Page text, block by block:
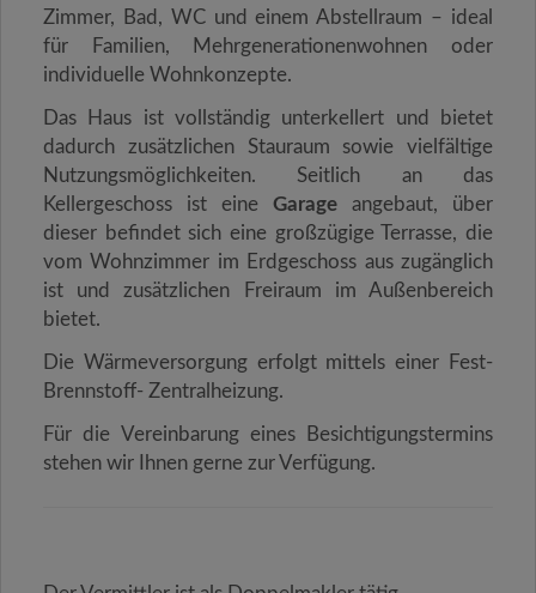
Zimmer, Bad, WC und einem Abstellraum – ideal
für Familien, Mehrgenerationenwohnen oder
individuelle Wohnkonzepte.
Das Haus ist vollständig unterkellert und bietet
dadurch zusätzlichen Stauraum sowie vielfältige
Nutzungsmöglichkeiten. Seitlich an das
Kellergeschoss ist eine Garage angebaut, über
dieser befindet sich eine großzügige Terrasse, die
vom Wohnzimmer im Erdgeschoss aus zugänglich
ist und zusätzlichen Freiraum im Außenbereich
bietet.
Die Wärmeversorgung erfolgt mittels einer
Fest-
Brennstoff- Zentralheizung.
Für die Vereinbarung eines Besichtigungstermins
stehen wir Ihnen gerne zur Verfügung.